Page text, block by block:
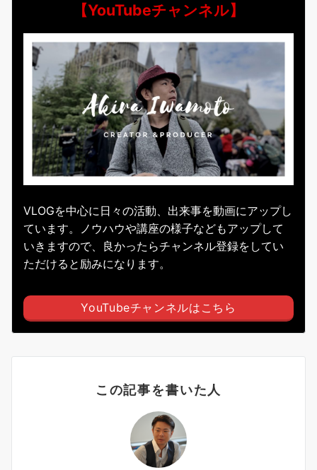
【YouTubeチャンネル】
VLOGを中心に日々の活動、出来事を動画にアップし
ています。ノウハウや講座の様子などもアップして
いきますので、良かったらチャンネル登録をしてい
ただけると励みになります。
YouTubeチャンネルはこちら
この記事を書いた人